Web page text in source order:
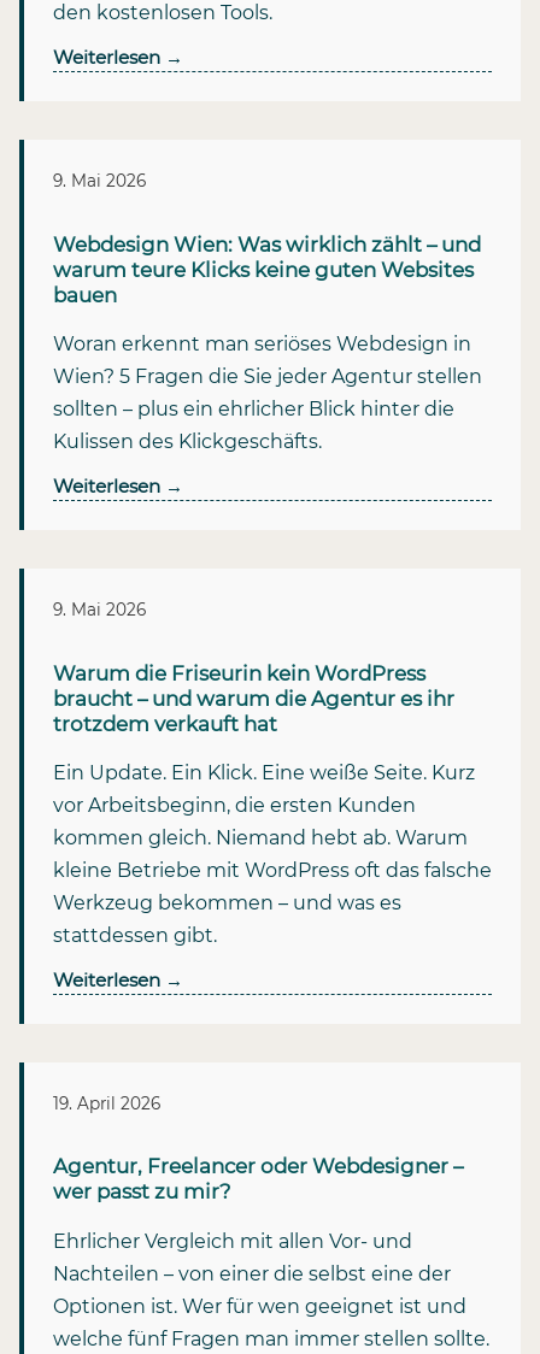
den kostenlosen Tools.
Weiterlesen →
9. Mai 2026
Webdesign Wien: Was wirklich zählt – und
warum teure Klicks keine guten Websites
bauen
Woran erkennt man seriöses Webdesign in
Wien? 5 Fragen die Sie jeder Agentur stellen
sollten – plus ein ehrlicher Blick hinter die
Kulissen des Klickgeschäfts.
Weiterlesen →
9. Mai 2026
Warum die Friseurin kein WordPress
braucht – und warum die Agentur es ihr
trotzdem verkauft hat
Ein Update. Ein Klick. Eine weiße Seite. Kurz
vor Arbeitsbeginn, die ersten Kunden
kommen gleich. Niemand hebt ab. Warum
kleine Betriebe mit WordPress oft das falsche
Werkzeug bekommen – und was es
stattdessen gibt.
Weiterlesen →
19. April 2026
Agentur, Freelancer oder Webdesigner –
wer passt zu mir?
Ehrlicher Vergleich mit allen Vor- und
Nachteilen – von einer die selbst eine der
Optionen ist. Wer für wen geeignet ist und
welche fünf Fragen man immer stellen sollte.